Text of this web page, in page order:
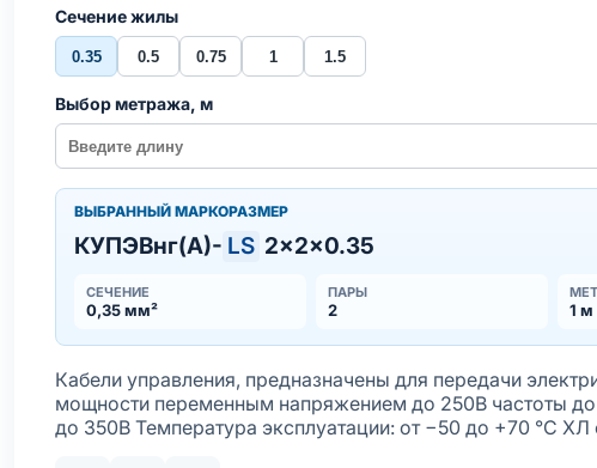
Сечение жилы
0.35 0.5 0.75 1 1.5
Выбор метража, м
ВЫБРАННЫЙ МАРКОРАЗМЕР
КУПЭВнг(А)- LS 2×2×0.35
СЕЧЕНИЕ
0,35 мм²
ПАРЫ
2 1 м
Кабели управления, предназначены для передачи
мощности переменным напряжением до 250В частоты
до 350В Температура эксплуатации: от −50 до +70 °С